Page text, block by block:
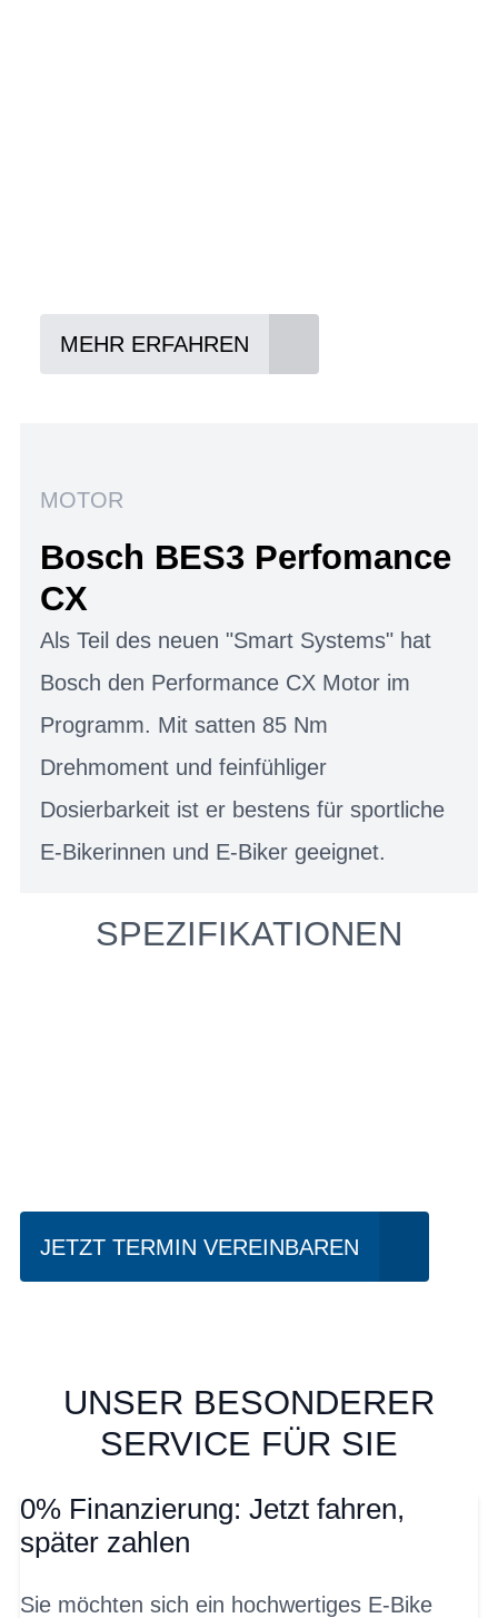
MEHR ERFAHREN
MOTOR
Bosch BES3 Perfomance
CX
Als Teil des neuen "Smart Systems" hat
Bosch den Performance CX Motor im
Programm. Mit satten 85 Nm
Drehmoment und feinfühliger
Dosierbarkeit ist er bestens für sportliche
E-Bikerinnen und E-Biker geeignet.
SPEZIFIKATIONEN
JETZT TERMIN VEREINBAREN
UNSER BESONDERER
SERVICE FÜR SIE
0% Finanzierung: Jetzt fahren,
später zahlen
Sie möchten sich ein hochwertiges E-Bike